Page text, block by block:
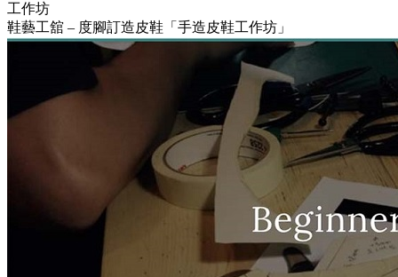
工作坊
鞋藝工舘 – 度腳訂造皮鞋「手造皮鞋工作坊」